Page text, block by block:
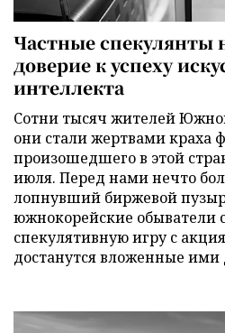
Частные спекулянты
доверие к успеху
интеллекта
Сотни тысяч жителей
они стали жертвами краха
произошедшего в этой
июля. Перед нами нечто
лопнувший биржевой
южнокорейские обыватели
спекулятивную игру с
достанутся вложенные ими